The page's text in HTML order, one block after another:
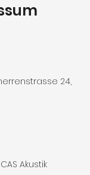
24,
Akustik